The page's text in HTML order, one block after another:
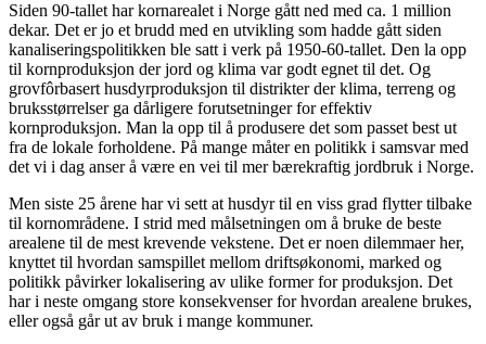
Siden 90-tallet har kornarealet i Norge gått ned med ca. 1 million
dekar. Det er jo et brudd med en utvikling som hadde gått siden
kanaliseringspolitikken ble satt i verk på 1950-60-tallet. Den la opp
til kornproduksjon der jord og klima var godt egnet til det. Og
grovfôrbasert husdyrproduksjon til distrikter der klima, terreng og
bruksstørrelser ga dårligere forutsetninger for effektiv
kornproduksjon. Man la opp til å produsere det som passet best ut
fra de lokale forholdene. På mange måter en politikk i samsvar med
det vi i dag anser å være en vei til mer bærekraftig jordbruk i Norge.
Men siste 25 årene har vi sett at husdyr til en viss grad flytter tilbake
til kornområdene. I strid med målsetningen om å bruke de beste
arealene til de mest krevende vekstene. Det er noen dilemmaer her,
knyttet til hvordan samspillet mellom driftsøkonomi, marked og
politikk påvirker lokalisering av ulike former for produksjon. Det
har i neste omgang store konsekvenser for hvordan arealene brukes,
eller også går ut av bruk i mange kommuner.